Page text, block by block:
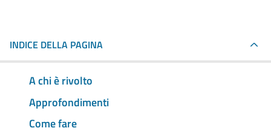
INDICE DELLA PAGINA
A chi è rivolto
Approfondimenti
Come fare